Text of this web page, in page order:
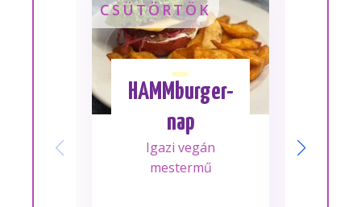
CSÜTÖRTÖK
HAMMburger-
nap
Igazi vegán
mestermű